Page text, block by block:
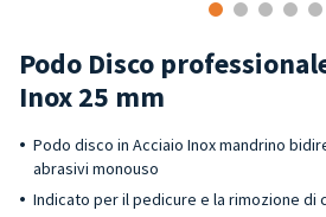
Podo Disco
Inox 25 mm
Podo disco in Acciaio Inox mandrino
abrasivi monouso
Indicato per il pedicure e la rimozione di